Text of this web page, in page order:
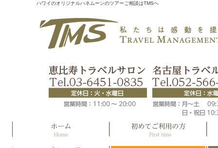
ハワイのオリジナルハネムーンのツアーご相談はTMSへ